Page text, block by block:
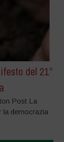
del 21°
Post La
la democrazia